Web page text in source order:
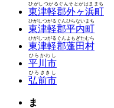
東津軽郡外ヶ浜町
ひがしつがるぐんそとがはままち
東津軽郡平内町
ひがしつがるぐんひらないまち
東津軽郡蓬田村
ひがしつがるぐんよもぎたむら
平川市
ひらかわし
弘前市
ひろさきし
ま